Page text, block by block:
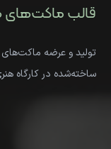
قالب ماکت‌های
تولید و عرضه ماکت‌های
ساخته‌شده در کارگاه